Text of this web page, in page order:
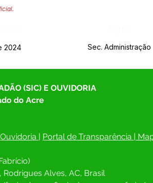
2024 Sec. Administração
(SIC) E OUVIDORIA
do Acre
Ouvidoria | Portal de Transparência |
Rodrigues Alves, AC, Brasil